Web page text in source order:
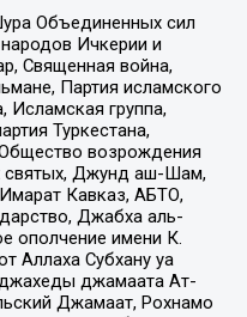
Объединенных сил
Ичкерии и
Священная война,
Партия исламского
группа,
Туркестана,
возрождения
святых, Джунд аш-Шам,
Кавказ, АБТО,
Джабха аль-
ополчение имени К.
Аллаха Субхану уа
джамаата Ат-
Джамаат, Рохнамо